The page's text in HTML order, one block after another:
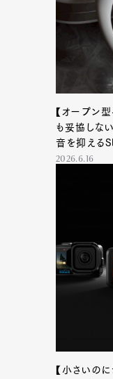
【オープン
も妥協しな
音を抑える
2026.6.16
【小さいのに